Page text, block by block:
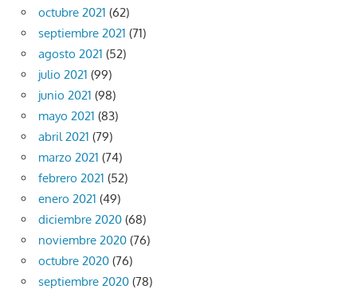
octubre 2021 (62)
septiembre 2021 (71)
agosto 2021 (52)
julio 2021 (99)
junio 2021 (98)
mayo 2021 (83)
abril 2021 (79)
marzo 2021 (74)
febrero 2021 (52)
enero 2021 (49)
diciembre 2020 (68)
noviembre 2020 (76)
octubre 2020 (76)
septiembre 2020 (78)